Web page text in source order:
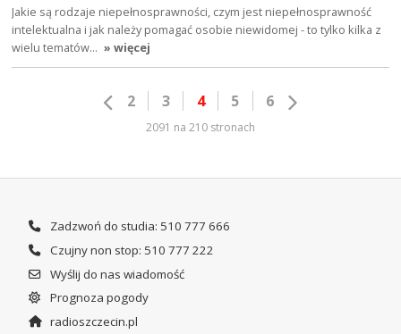
Jakie są rodzaje niepełnosprawności, czym jest niepełnosprawność
intelektualna i jak należy pomagać osobie niewidomej - to tylko kilka z
wielu tematów… » więcej
2 3 4 5 6
2091 na 210 stronach
Zadzwoń do studia: 510 777 666
Czujny non stop: 510 777 222
Wyślij do nas wiadomość
Prognoza pogody
radioszczecin.pl